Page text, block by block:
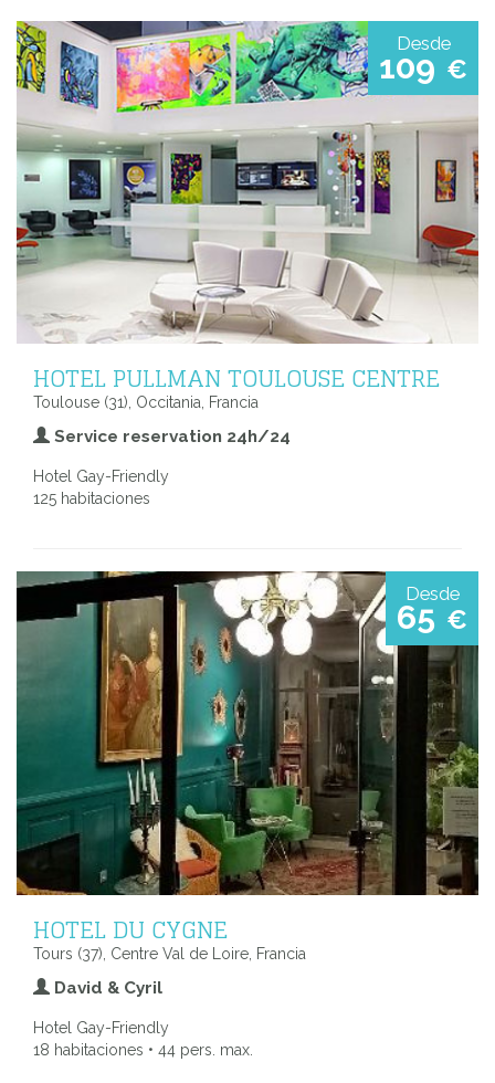
Desde
109 €
HOTEL PULLMAN TOULOUSE CENTRE
Toulouse (31), Occitania, Francia
Service reservation 24h/24
Hotel Gay-Friendly
125 habitaciones
Desde
65 €
HOTEL DU CYGNE
Tours (37), Centre Val de Loire, Francia
David & Cyril
Hotel Gay-Friendly
18 habitaciones • 44 pers. max.